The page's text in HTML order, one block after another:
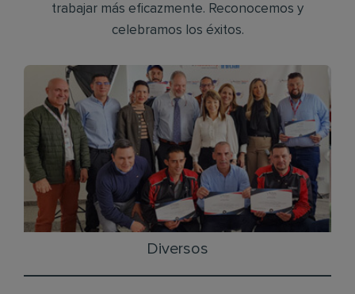
trabajar más eficazmente. Reconocemos y
celebramos los éxitos.
Diversos